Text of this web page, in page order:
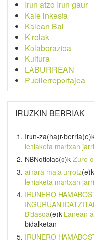
Irun atzo Irun gaur
Kale inkesta
Kalean Bai
Kirolak
Kolaborazioa
Kultura
LABURREAN
Publierreportajea
IRUZKIN BERRIAK
Irun-za(ha)r-berria(e)k
lehiaketa martxan
NBNoticias(e)k Zure
ainara maia urrotz(e)k
lehiaketa martxan
IRUNERO
INGURUAN
Bidasoa(e)k Lanean
bidalketan
IRUNERO